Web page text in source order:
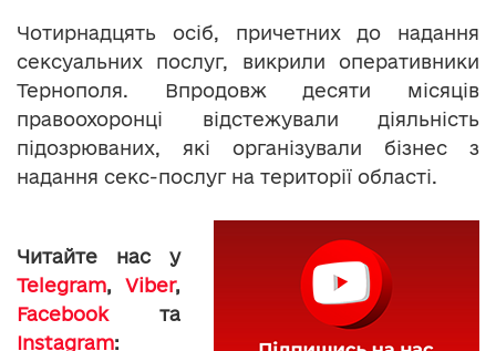
Чотирнадцять осіб, причетних до надання
сексуальних послуг, викрили оперативники
Тернополя. Впродовж десяти місяців
правоохоронці відстежували діяльність
підозрюваних, які організували бізнес з
надання секс-послуг на території області.
Читайте нас у
Telegram, Viber,
Facebookта
Instagram: